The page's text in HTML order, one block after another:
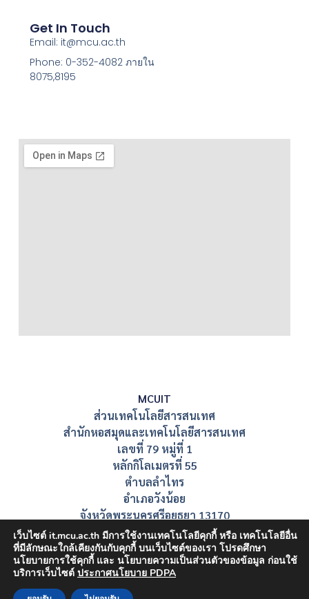
MCUIT
ส่วนเทคโนโลยีสารสนเทศ
สำนักหอสมุดและเทคโนโลยีสารสนเทศ
เลขที่ 79 หมู่ที่ 1
หลักกิโลเมตรที่ 55
ตำบลลำไทร
อำเภอวังน้อย
จังหวัดพระนครศรีอยุธยา 13170
Get In Touch
Email: it@mcu.ac.th
Phone: 0-352-4082 ภายใน
8075,8195
เว็บไซต์ it.mcu.ac.th มีการใช้งานเทคโนโลยีคุกกี้ หรือ เทคโนโลยีอื่น
ที่มีลักษณะใกล้เคียงกันกับคุกกี้ บนเว็บไซต์ของเรา โปรดศึกษา
นโยบายการใช้คุกกี้ และ นโยบายความเป็นส่วนตัวของข้อมูล ก่อนใช้
บริการเว็บไซต์ ประกาศนโยบาย PDPA